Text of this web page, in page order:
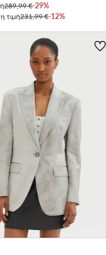
289,99 €-29%
τιμή231,99 €-12%